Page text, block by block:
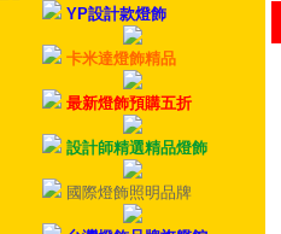
YP設計款燈飾
卡米達燈飾精品
最新燈飾預購五折
設計師精選精品燈飾
國際燈飾照明品牌